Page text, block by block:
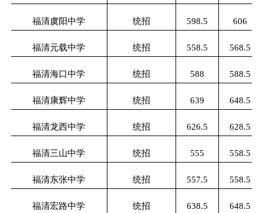
福清虞阳中学 统招 598.5 606
福清元载中学 统招 558.5 568.5
福清海口中学 统招 588 588.5
福清康辉中学 统招 639 648.5
福清龙西中学 统招 626.5 628.5
福清三山中学 统招 555 558.5
福清东张中学 统招 557.5 558.5
福清宏路中学 统招 638.5 648.5